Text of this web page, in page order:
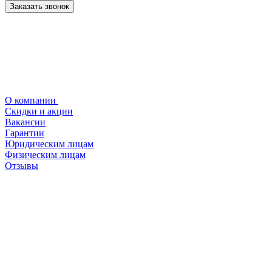
Заказать звонок
О компании
Скидки и акции
Вакансии
Гарантии
Юридическим лицам
Физическим лицам
Отзывы